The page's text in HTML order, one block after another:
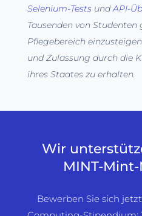
Selenium-TestsundAPI-
Tausenden von Studenten
Pflegebereich
und Zulassung durch die
ihres Staates zu erhalten.
Wir
MINT-
Bewerben Sie sich